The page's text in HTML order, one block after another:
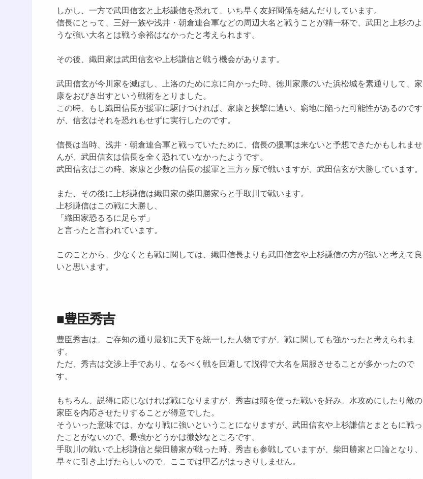
しかし、一方で武田信玄と上杉謙信を恐れて、いち早く友好関係を結んだりしています。
信長にとって、三好一族や浅井・朝倉連合軍などの周辺大名と戦うことが精一杯で、武田と上杉のよ
うな強い大名とは戦う余裕はなかったと考えられます。
その後、織田家は武田信玄や上杉謙信と戦う機会があります。
武田信玄が今川家を滅ぼし、上洛のために京に向かった時、徳川家康のいた浜松城を素通りして、家
康をおびき出すという戦術をとりました。
この時、もし織田信長が援軍に駆けつければ、家康と挟撃に遭い、窮地に陥った可能性があるのです
が、信玄はそれを恐れもせずに実行したのです。
信長は当時、浅井・朝倉連合軍と戦っていたために、信長の援軍は来ないと予想できたかもしれませ
んが、武田信玄は信長を全く恐れていなかったようです。
武田信玄はこの時、家康と少数の信長の援軍と三方ヶ原で戦いますが、武田信玄が大勝しています。
また、その後に上杉謙信は織田家の柴田勝家らと手取川で戦います。
上杉謙信はこの戦に大勝し、
「織田家恐るるに足らず」
と言ったと言われています。
このことから、少なくとも戦に関しては、織田信長よりも武田信玄や上杉謙信の方が強いと考えて良
いと思います。
■豊臣秀吉
豊臣秀吉は、ご存知の通り最初に天下を統一した人物ですが、戦に関しても強かったと考えられま
す。
ただ、秀吉は交渉上手であり、なるべく戦を回避して説得で大名を屈服させることが多かったので
す。
もちろん、説得に応じなければ戦になりますが、秀吉は頭を使った戦いを好み、水攻めにしたり敵の
家臣を内応させたりすることが得意でした。
そういった意味では、かなり戦に強いということになりますが、武田信玄や上杉謙信とまともに戦っ
たことがないので、最強かどうかは微妙なところです。
手取川の戦いで上杉謙信と柴田勝家が戦った時、秀吉も参戦していますが、柴田勝家と口論となり、
早々に引き上げたらしいので、ここでは甲乙がはっきりしません。